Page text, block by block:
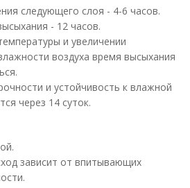
cледующего слоя - 4-6 часов.
- 12 часов.
и увеличении
воздуха время высыхания
и устойчивость к влажной
через 14 суток.
зависит от впитывающих